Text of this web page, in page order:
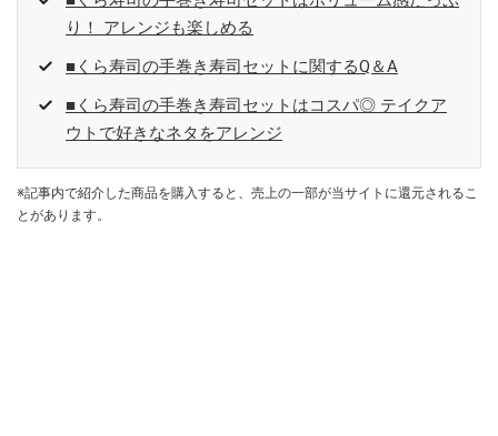
り！ アレンジも楽しめる
■くら寿司の手巻き寿司セットに関するQ＆A
■くら寿司の手巻き寿司セットはコスパ◎ テイクア
ウトで好きなネタをアレンジ
※記事内で紹介した商品を購入すると、売上の一部が当サイトに還元されるこ
とがあります。